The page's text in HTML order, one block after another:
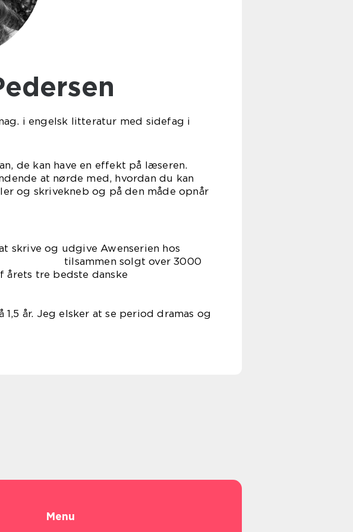
i engelsk litteratur med sidefag i
de kan have en effekt på læseren.
hvordan du kan
og skrivekneb og på den måde opnår
skrive og udgive Awenserien hos
solgt over 3000
årets tre bedste danske
år. Jeg elsker at se period dramas og
Menu